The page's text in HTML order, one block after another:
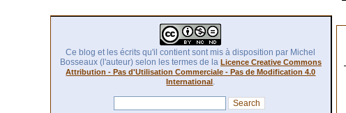
Ce blog et les écrits qu'il contient sont mis à disposition par Michel
Bosseaux (l'auteur) selon les termes de la Licence Creative Commons
Attribution - Pas d'Utilisation Commerciale - Pas de Modification 4.0
International.